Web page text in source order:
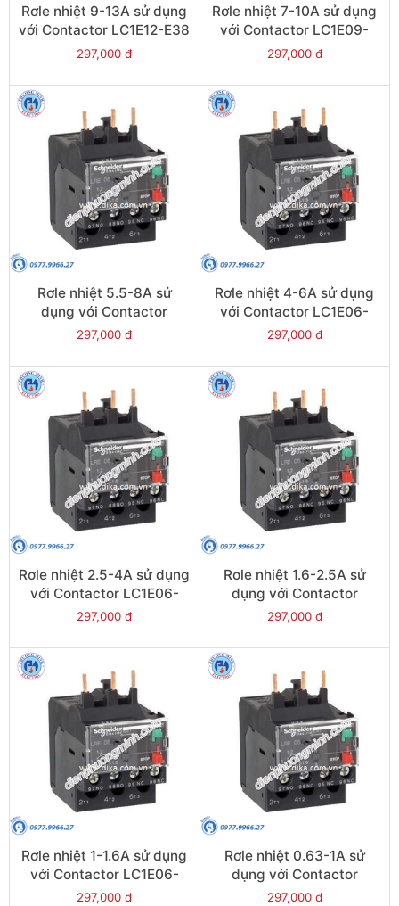
Rơle nhiệt 9-13A sử dụng
với Contactor LC1E12-E38
- Model LRE16
297,000 đ
Rơle nhiệt 7-10A sử dụng
với Contactor LC1E09-
E38 - Model LRE14
297,000 đ
Rơle nhiệt 5.5-8A sử
dụng với Contactor
LC1E09-E38 - Model
297,000 đ
Rơle nhiệt 4-6A sử dụng
với Contactor LC1E06-
E38 - Model LRE10
297,000 đ
Rơle nhiệt 2.5-4A sử dụng
với Contactor LC1E06-
E38 - Model LRE08
297,000 đ
Rơle nhiệt 1.6-2.5A sử
dụng với Contactor
LC1E06-E38 - Model
297,000 đ
Rơle nhiệt 1-1.6A sử dụng
với Contactor LC1E06-
E38 - Model LRE06
297,000 đ
Rơle nhiệt 0.63-1A sử
dụng với Contactor
LC1E06-E38 - Model
297,000 đ